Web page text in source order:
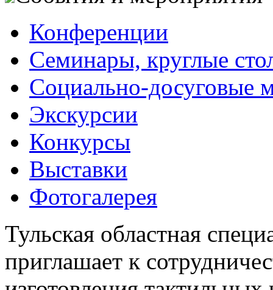
Конференции
Семинары, круглые
Социально-досуговые
Экскурсии
Конкурсы
Выставки
Фотогалерея
Тульская областная
приглашает к